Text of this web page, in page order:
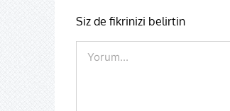
Siz de fikrinizi belirtin